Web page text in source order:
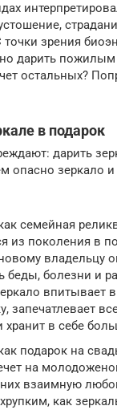
зрения
дарить
остальных?
в подарок
дарить
опасно зеркало
семейная
из поколения в
владельцу
беды, болезни и
впитывает
запечатлевает
хранит в себе
подарок на
на
них взаимную
как